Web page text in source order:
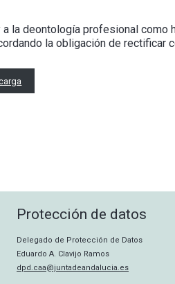
a la deontología profesional
la obligación de rectificar
Protección de datos
Delegado de Protección de Datos
Eduardo A. Clavijo Ramos
dpd.caa@juntadeandalucia.es